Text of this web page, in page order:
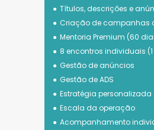
Títulos, descrições e
Criação de campanhas
Mentoria Premium (60
8 encontros individuais
Gestão de anúncios
Gestão de ADS
Estratégia personalizada
Escala da operação
Acompanhamento